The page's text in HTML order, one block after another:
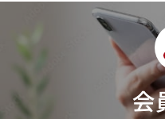
390DUKE390アド
3気筒エン
3気筒クロスプレ
3輪スポーツバイ
400ccアメリカン
会